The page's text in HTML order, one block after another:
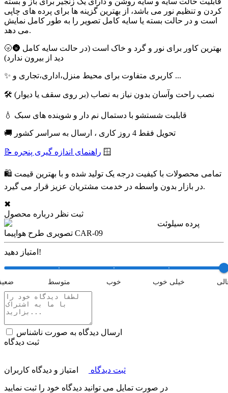
کردن و تنظیم نور می باشد، از بهترین گزینه ها برای پرده های چاپی
است و در حالت بسته یا سایه کامل تصویر را به طور کامل نمایش
می دهد.
🌝🌚 بهترین کاور برای نور و گرد و خاک است (در حالت سایه کامل
دید از بیرون ندارد)
✨ کاربری متفاوت برای محیط منزل،اداری،تجاری و ...
🛠 نصب راحت وآسان بدون نیاز به نصاب (بر روی سقف یا دیوار)
💧 قابلیت شستشو با دستمال نم دار و شوینده های سبک
🚚 تحویل فقط 4 روز کاری ، ارسال به سراسر کشور
📝 راهنمای اندازه گیری پنجره 🪟
🛍 تمامی محصولات با کیفیت درجه یک تولید شده و با بهترین قیمت
در بازار بدون واسطه در خدمت مشتریان عزیز قرار می گیرد.
✖
ثبت نظر درباره محصول
پرده سیلوئت
تصویری طرح هواپیما CAR-09
امتیاز دهید!
متوسط خوب خیلی خوب
ارسال دیدگاه به صورت ناشناس
ثبت دیدگاه
ثبت دیدگاه امتیاز و دیدگاه کاربران
در صورت تمایل می توانید دیدگاه خود را ثبت نمایید